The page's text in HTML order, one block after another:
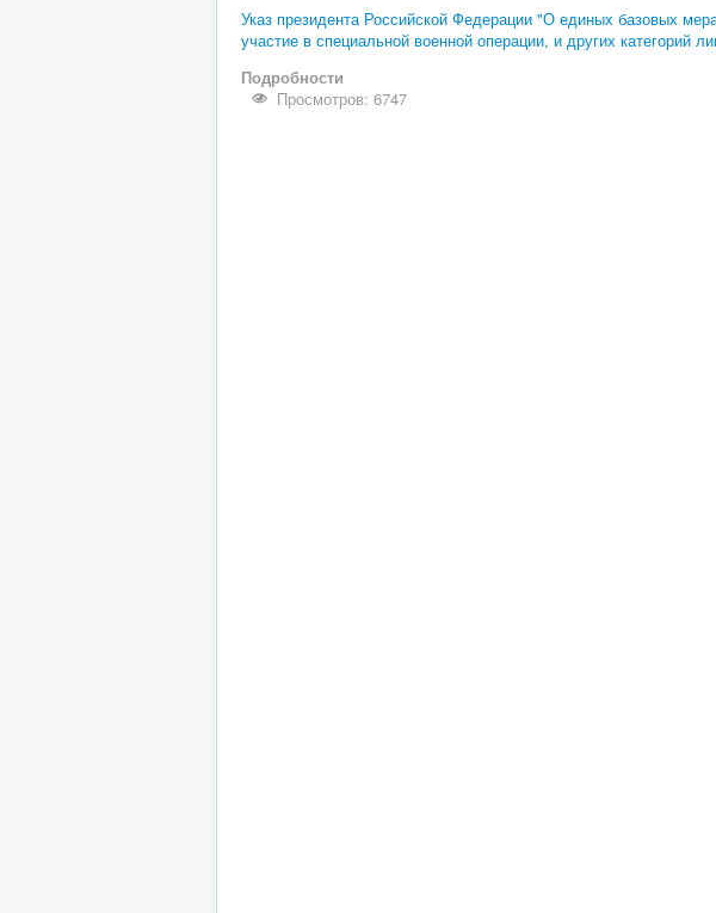
Указ президента Российской Федерации "О единых базовых
участие в специальной военной операции, и других категорий
Подробности
Просмотров: 6747